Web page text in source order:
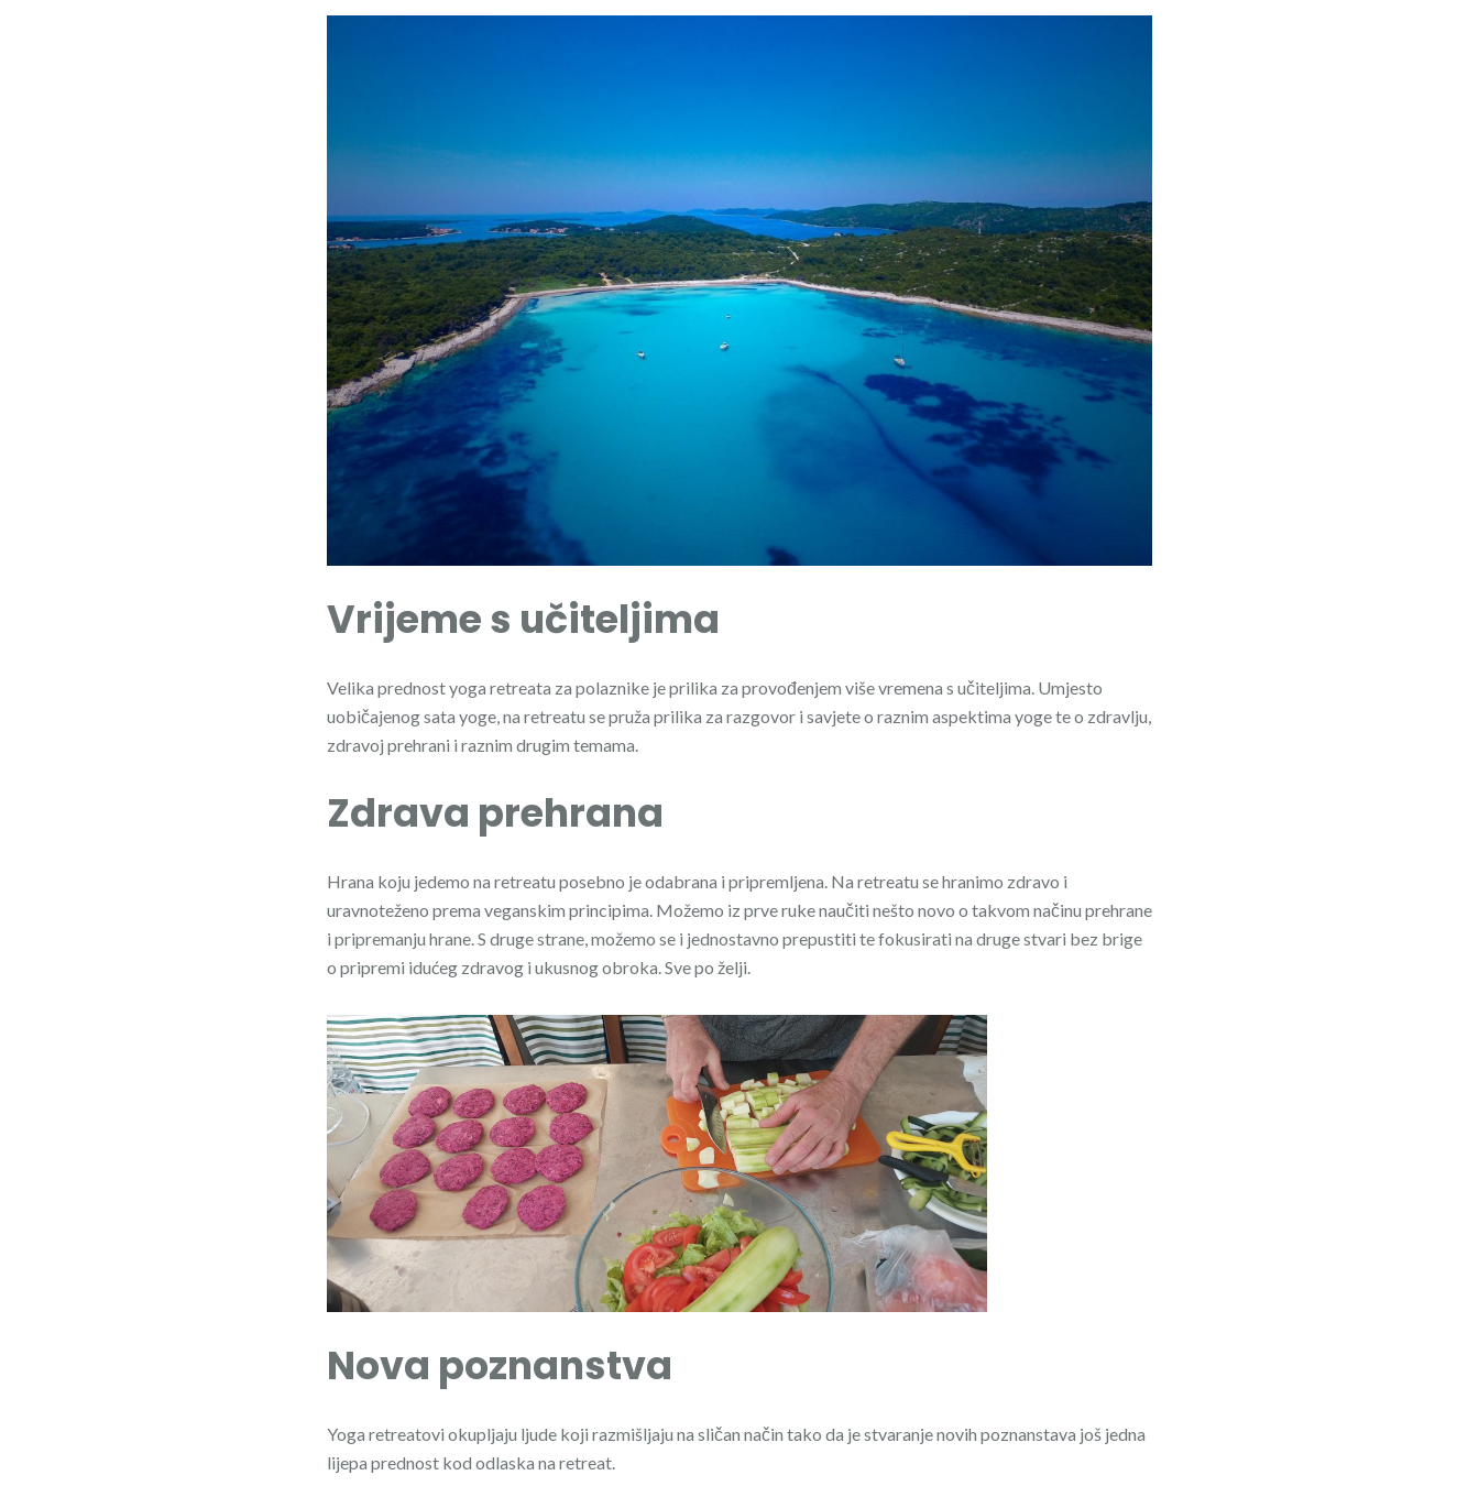
Vrijeme s učiteljima
Velika prednost yoga retreata za polaznike je prilika za provođenjem više vremena s učiteljima. Umjesto
uobičajenog sata yoge, na retreatu se pruža prilika za razgovor i savjete o raznim aspektima yoge te o zdravlju,
zdravoj prehrani i raznim drugim temama.
Zdrava prehrana
Hrana koju jedemo na retreatu posebno je odabrana i pripremljena. Na retreatu se hranimo zdravo i
uravnoteženo prema veganskim principima. Možemo iz prve ruke naučiti nešto novo o takvom načinu prehrane
i pripremanju hrane. S druge strane, možemo se i jednostavno prepustiti te fokusirati na druge stvari bez brige
o pripremi idućeg zdravog i ukusnog obroka. Sve po želji.
Nova poznanstva
Yoga retreatovi okupljaju ljude koji razmišljaju na sličan način tako da je stvaranje novih poznanstava još jedna
lijepa prednost kod odlaska na retreat.